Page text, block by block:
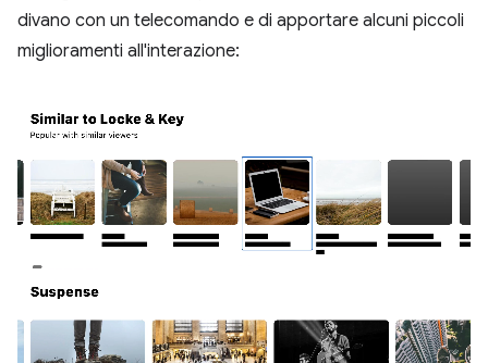
divano con un telecomando e di apportare alcuni piccoli
miglioramenti all'interazione: